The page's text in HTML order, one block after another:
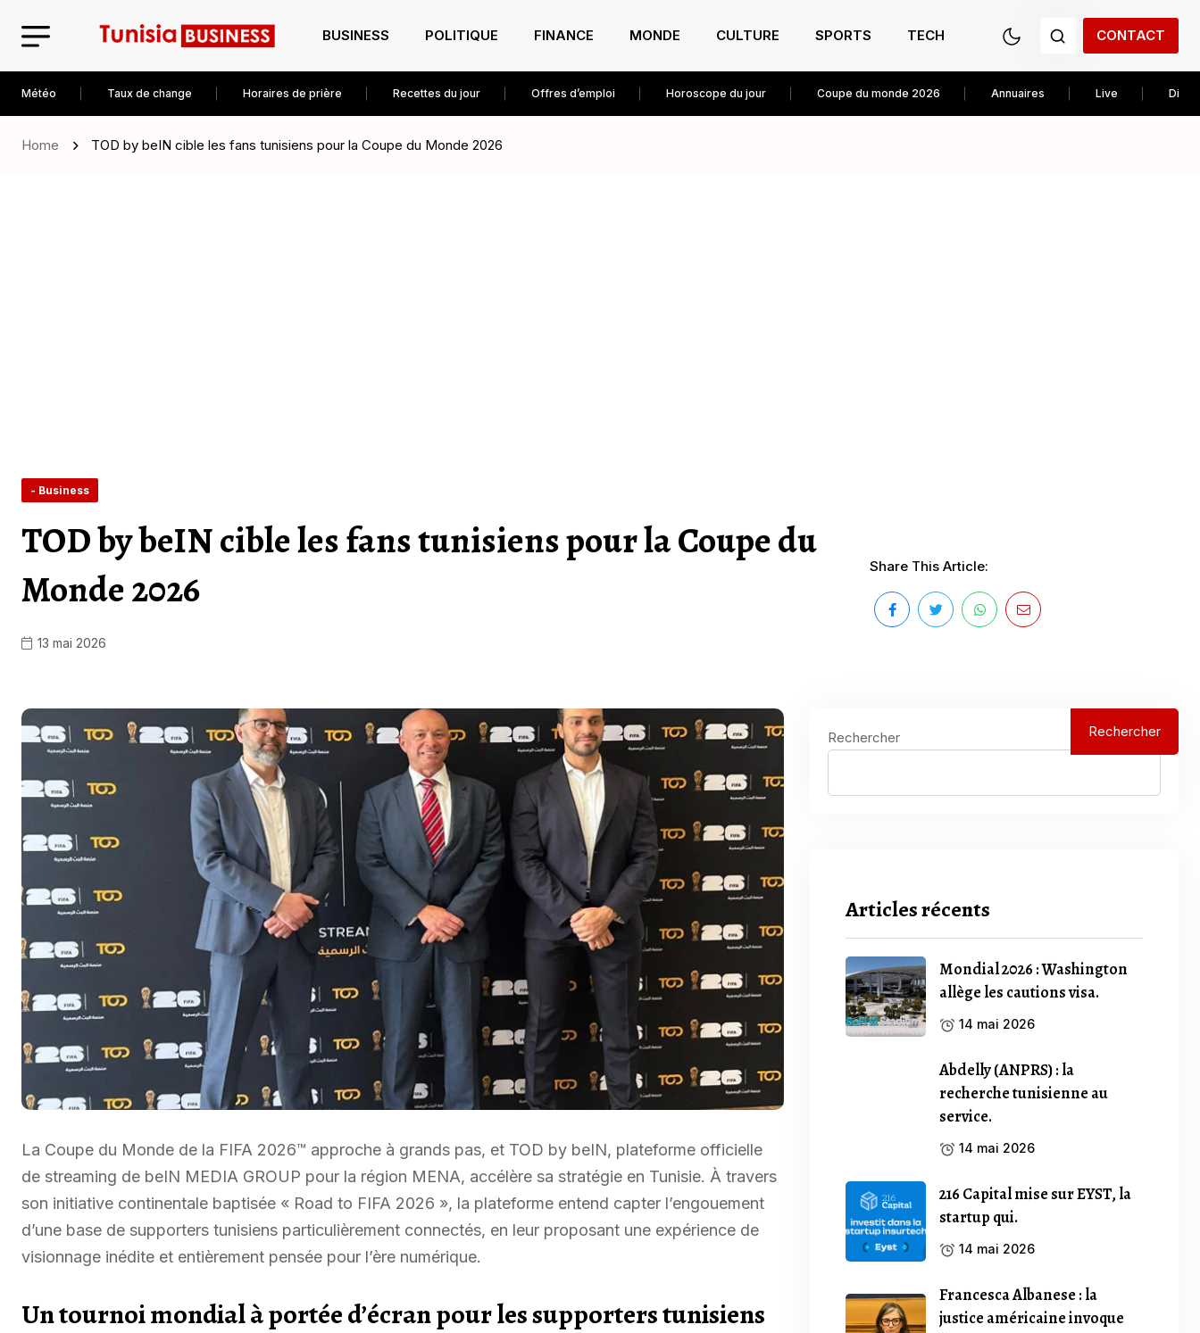
BUSINESS POLITIQUE FINANCE MONDE CULTURE SPORTS TECH CONTACT
Météo Taux de change Horaires de prière Recettes du jour Offres d’emploi Horoscope du jour Coupe du monde 2026 Annuaires Live
Home TOD by beIN cible les fans tunisiens pour la Coupe du Monde 2026
- Business
TOD by beIN cible les fans tunisiens pour la Coupe du
Monde 2026
13 mai 2026
Share This Article:
La Coupe du Monde de la FIFA 2026™ approche à grands pas, et TOD by beIN, plateforme officielle
de streaming de beIN MEDIA GROUP pour la région MENA, accélère sa stratégie en Tunisie. À travers
son initiative continentale baptisée « Road to FIFA 2026 », la plateforme entend capter l’engouement
d’une base de supporters tunisiens particulièrement connectés, en leur proposant une expérience de
visionnage inédite et entièrement pensée pour l’ère numérique.
Un tournoi mondial à portée d’écran pour les supporters tunisiens
Rechercher Rechercher
Articles récents
Mondial 2026 : Washington
allège les cautions visa.
14 mai 2026
Abdelly (ANPRS) : la
recherche tunisienne au
service.
14 mai 2026
216 Capital mise sur EYST, la
startup qui.
14 mai 2026
Francesca Albanese : la
justice américaine invoque